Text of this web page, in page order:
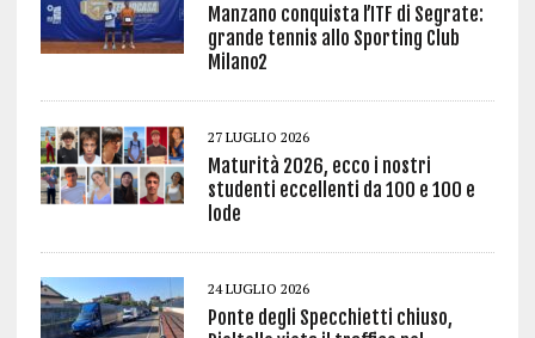
Manzano conquista l’ITF di Segrate:
grande tennis allo Sporting Club
Milano2
27 LUGLIO 2026
Maturità 2026, ecco i nostri
studenti eccellenti da 100 e 100 e
lode
24 LUGLIO 2026
Ponte degli Specchietti chiuso,